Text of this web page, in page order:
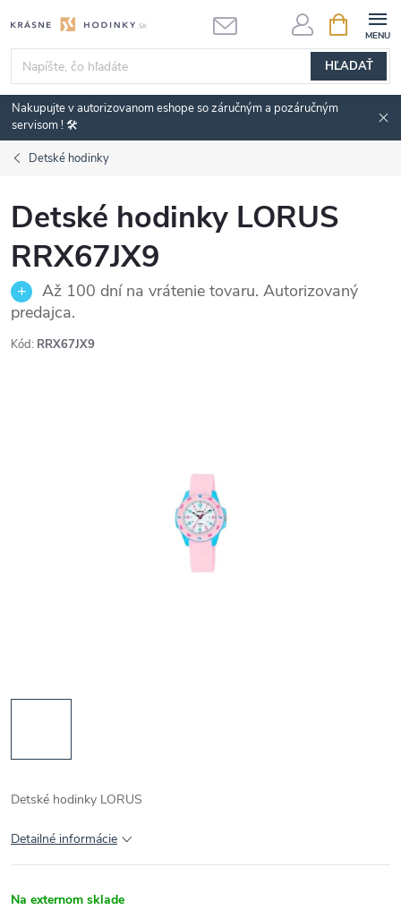
na
obsah
HĽADAŤ
KOŠÍK
Nakupujte v autorizovanom eshope so záručným a pozáručným
servisom ! 🛠️
Detské hodinky
Detské hodinky LORUS
RRX67JX9
Až 100 dní na vrátenie tovaru. Autorizovaný
predajca.
Kód: RRX67JX9
Detské hodinky LORUS
Detailné informácie
Na externom sklade